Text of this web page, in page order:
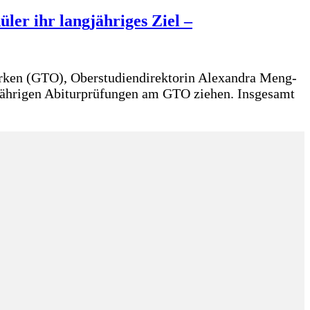
ihr langjähriges Ziel –
(GTO), Oberstudiendirektorin Alexandra Meng-
Abiturprüfungen am GTO ziehen. Insgesamt